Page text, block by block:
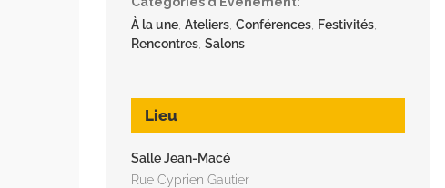
À la une, Ateliers, Conférences, Festivités,
Rencontres, Salons
Lieu
Salle Jean-Macé
Rue Cyprien Gautier